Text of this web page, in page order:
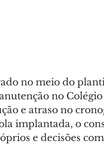
no meio do
no
e atraso no
implantada, o
e decisões